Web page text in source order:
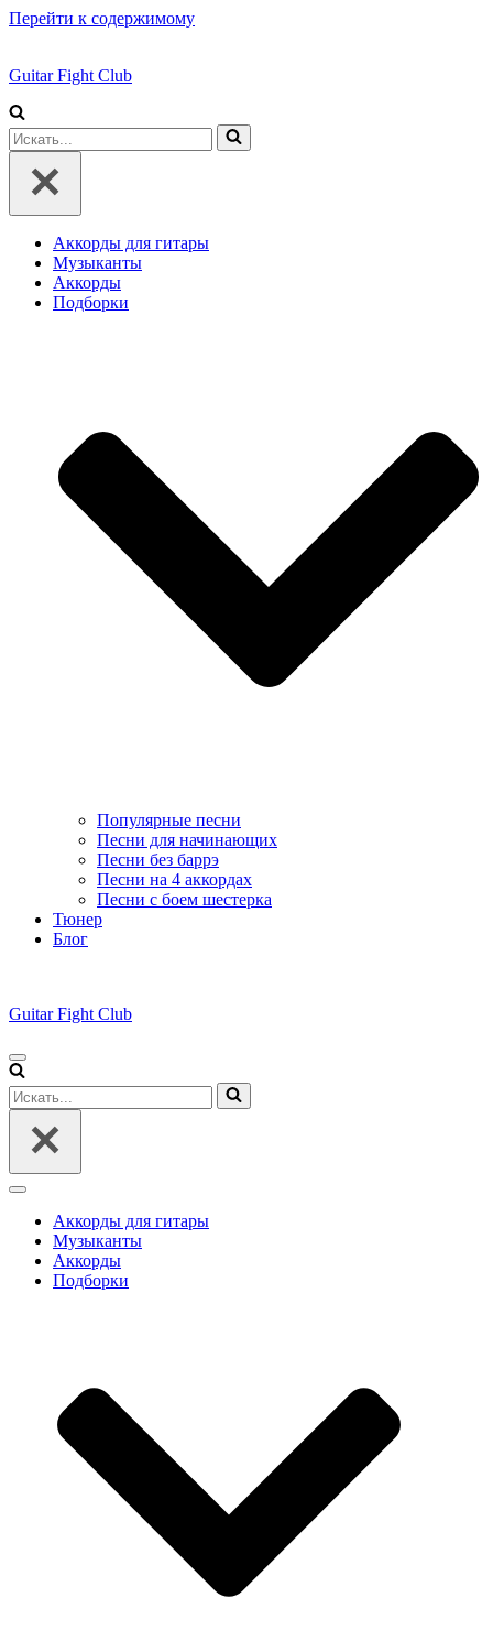
Перейти к содержимому
Guitar Fight Club
Искать...
Аккорды для гитары
Музыканты
Аккорды
Подборки
Популярные песни
Песни для начинающих
Песни без баррэ
Песни на 4 аккордах
Песни с боем шестерка
Тюнер
Блог
Guitar Fight Club
Меню
навигации
Искать...
Меню
навигацииАккорды для гитары
Музыканты
Аккорды
Подборки